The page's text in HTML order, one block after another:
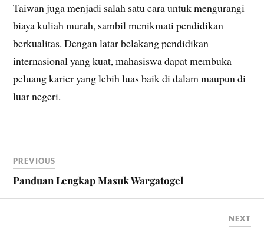
Taiwan juga menjadi salah satu cara untuk mengurangi
biaya kuliah murah, sambil menikmati pendidikan
berkualitas. Dengan latar belakang pendidikan
internasional yang kuat, mahasiswa dapat membuka
peluang karier yang lebih luas baik di dalam maupun di
luar negeri.
PREVIOUS
Panduan Lengkap Masuk Wargatogel
NEXT